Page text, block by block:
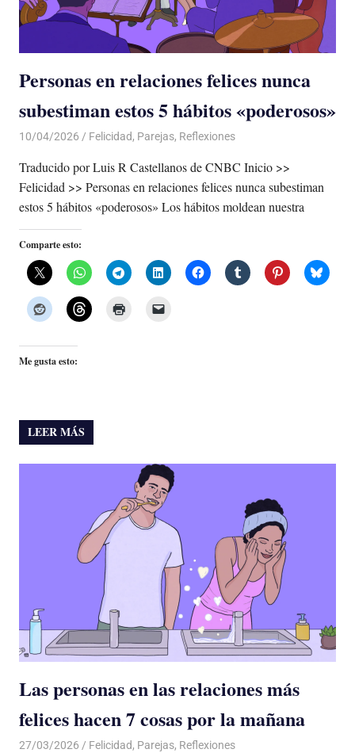
Personas en relaciones felices nunca
subestiman estos 5 hábitos «poderosos»
10/04/2026 De todo un Poco
Felicidad, Parejas, Reflexiones
Traducido por Luis R Castellanos de CNBC Inicio >>
Felicidad >> Personas en relaciones felices nunca subestiman
estos 5 hábitos «poderosos» Los hábitos moldean nuestra
Comparte esto:
Me gusta esto:
LEER MÁS
Las personas en las relaciones más
felices hacen 7 cosas por la mañana
27/03/2026 De todo un Poco
Felicidad, Parejas, Reflexiones